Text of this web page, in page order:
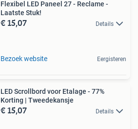
Flexibel LED Paneel 27 - Reclame -
Laatste Stuk!
€ 15,07 Details
Bezoek website Eergisteren
LED Scrollbord voor Etalage - 77%
Korting | Tweedekansje
€ 15,07 Details